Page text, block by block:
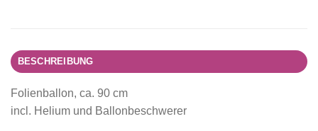
BESCHREIBUNG
Folienballon, ca. 90 cm
incl. Helium und Ballonbeschwerer